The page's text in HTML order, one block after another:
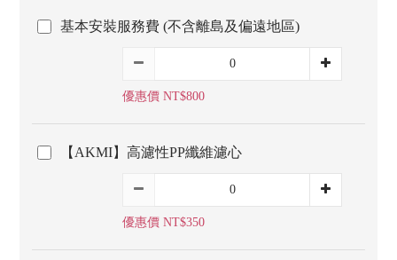
基本安裝服務費 (不含離島及偏遠地區)
優惠價 NT$800
【AKMI】高濾性PP纖維濾心
優惠價 NT$350